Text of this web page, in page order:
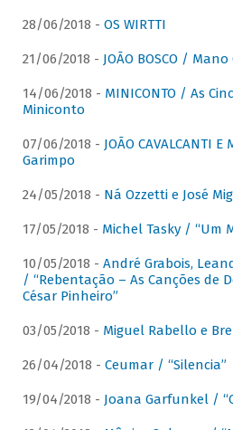
28/06/2018 - OS WIRTTI
21/06/2018 - JOÃO BOSCO /
14/06/2018 - MINICONTO / As
Miniconto
07/06/2018 - JOÃO CAVALCANTI E
Garimpo
24/05/2018 - Ná Ozzetti e José
17/05/2018 - Michel Tasky / “Um
10/05/2018 - André Grabois,
/ “Rebentação – As Canções de
César Pinheiro”
03/05/2018 - Miguel Rabello e
26/04/2018 - Ceumar / “Silencia”
19/04/2018 - Joana Garfunkel /